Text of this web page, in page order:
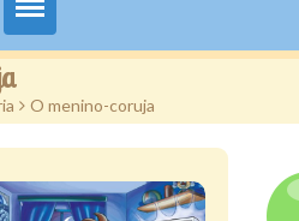
> O menino-coruja